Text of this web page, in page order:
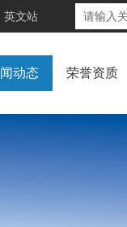
英文站
动态 荣誉资质